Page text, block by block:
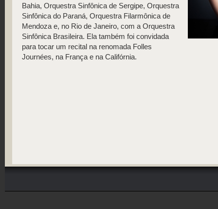
Bahia, Orquestra Sinfônica de Sergipe, Orquestra
Sinfônica do Paraná, Orquestra Filarmônica de
Mendoza e, no Rio de Janeiro, com a Orquestra
Sinfônica Brasileira. Ela também foi convidada
para tocar um recital na renomada Folles
Journées, na França e na Califórnia.